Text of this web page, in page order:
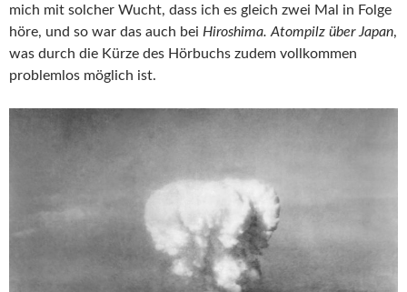
mich mit solcher Wucht, dass ich es gleich zwei Mal in Folge
höre, und so war das auch bei Hiroshima. Atompilz über Japan,
was durch die Kürze des Hörbuchs zudem vollkommen
problemlos möglich ist.